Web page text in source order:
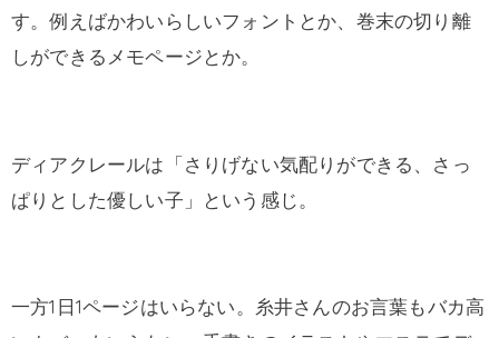
す。例えばかわいらしいフォントとか、巻末の切り離
しができるメモページとか。
ディアクレールは「さりげない気配りができる、さっ
ぱりとした優しい子」という感じ。
一方1日1ページはいらない。糸井さんのお言葉もバカ高